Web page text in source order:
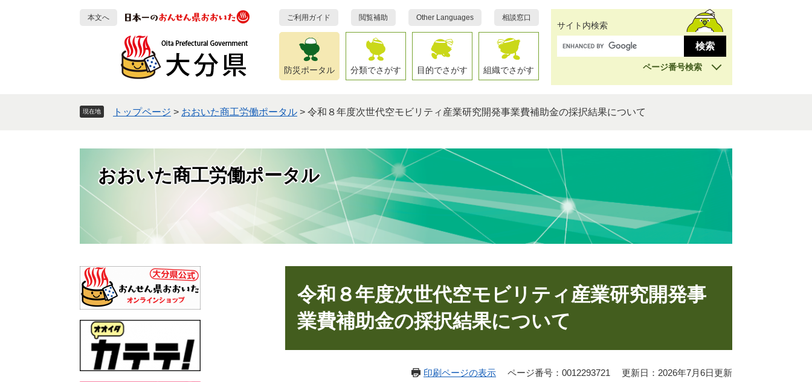
本文へ ご利用ガイド 閲覧補助 Other Languages 相談窓口
防災ポータル 分類でさがす 目的でさがす 組織でさがす
サイト内検索
ページ番号検索
現在地 トップページ > おおいた商工労働ポータル > 令和８年度次世代空モビリティ産業研究開発事業費補助金の採択結果について
おおいた商工労働ポータル
令和８年度次世代空モビリティ産業研究開発事
業費補助金の採択結果について
印刷ページの表示 ページ番号：0012293721 更新日：2026年7月6日更新